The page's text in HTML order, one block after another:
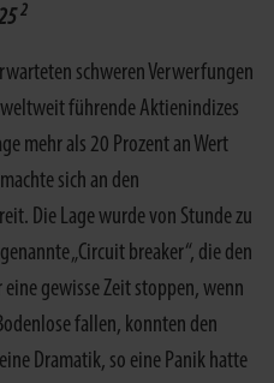
2
schweren Verwerfungen
führende Aktienindizes
mehr als 20 Prozent an Wert
sich an den
Die Lage wurde von Stunde zu
„Circuit breaker“, die den
gewisse Zeit stoppen, wenn
fallen, konnten den
Dramatik, so eine Panik hatte